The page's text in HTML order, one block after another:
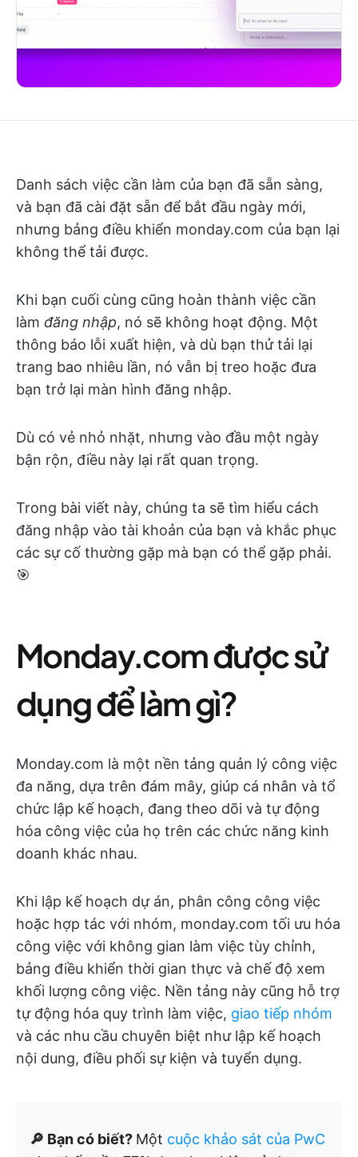
Danh sách việc cần làm của bạn đã sẵn sàng,
và bạn đã cài đặt sẵn để bắt đầu ngày mới,
nhưng bảng điều khiển monday.com của bạn lại
không thể tải được.
Khi bạn cuối cùng cũng hoàn thành việc cần
làm đăng nhập, nó sẽ không hoạt động. Một
thông báo lỗi xuất hiện, và dù bạn thử tải lại
trang bao nhiêu lần, nó vẫn bị treo hoặc đưa
bạn trở lại màn hình đăng nhập.
Dù có vẻ nhỏ nhặt, nhưng vào đầu một ngày
bận rộn, điều này lại rất quan trọng.
Trong bài viết này, chúng ta sẽ tìm hiểu cách
đăng nhập vào tài khoản của bạn và khắc phục
các sự cố thường gặp mà bạn có thể gặp phải.
🎯
Monday.com được sử
dụng để làm gì?
Monday.com là một nền tảng quản lý công việc
đa năng, dựa trên đám mây, giúp cá nhân và tổ
chức lập kế hoạch, đang theo dõi và tự động
hóa công việc của họ trên các chức năng kinh
doanh khác nhau.
Khi lập kế hoạch dự án, phân công công việc
hoặc hợp tác với nhóm, monday.com tối ưu hóa
công việc với không gian làm việc tùy chỉnh,
bảng điều khiển thời gian thực và chế độ xem
khối lượng công việc. Nền tảng này cũng hỗ trợ
tự động hóa quy trình làm việc, giao tiếp nhóm
và các nhu cầu chuyên biệt như lập kế hoạch
nội dung, điều phối sự kiện và tuyển dụng.
🔎 Bạn có biết? Một cuộc khảo sát của PwC